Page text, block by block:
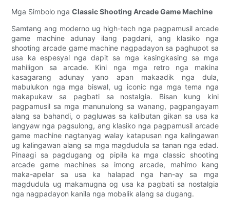
Mga Simbolo ngaClassic Shooting Arcade Game Machine
Samtang ang moderno ug high-tech nga pagpamusil arcade
game machine adunay ilang pagdani, ang klasiko nga
shooting arcade game machine nagpadayon sa paghupot sa
usa ka espesyal nga dapit sa mga kasingkasing sa mga
mahiligon sa arcade. Kini nga mga retro nga makina
kasagarang adunay yano apan makaadik nga dula,
mabulukon nga mga biswal, ug iconic nga mga tema nga
makapukaw sa pagbati sa nostalgia. Bisan kung kini
pagpamusil sa mga manunulong sa wanang, pagpangayam
alang sa bahandi, o pagluwas sa kalibutan gikan sa usa ka
langyaw nga pagsulong, ang klasiko nga pagpamusil arcade
game machine nagtanyag walay katapusan nga kalingawan
ug kalingawan alang sa mga magdudula sa tanan nga edad.
Pinaagi sa pagdugang og pipila ka mga classic shooting
arcade game machines sa imong arcade, mahimo kang
maka-apelar sa usa ka halapad nga han-ay sa mga
magdudula ug makamugna og usa ka pagbati sa nostalgia
nga nagpadayon kanila nga mobalik alang sa dugang.